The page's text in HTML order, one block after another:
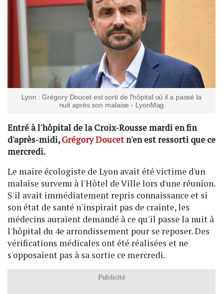
Lyon : Grégory Doucet est sorti de l'hôpital où il a passé la
nuit après son malaise - LyonMag
Entré à l'hôpital de la Croix-Rousse mardi en fin
d'après-midi,Grégory Doucetn'en est ressorti que ce
mercredi.
Le maire écologiste de Lyon avait été victime d'un
malaise survenu à l'Hôtel de Ville lors d'une réunion.
S'il avait immédiatement repris connaissance et si
son état de santé n'inspirait pas de crainte, les
médecins auraient demandé à ce qu'il passe la nuit à
l'hôpital du 4e arrondissement pour se reposer. Des
vérifications médicales ont été réalisées et ne
s'opposaient pas à sa sortie ce mercredi.
Publicité